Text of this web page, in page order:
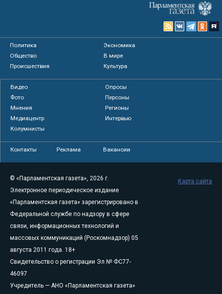
Политика
Экономика
Общество
В мире
Происшествия
Культура
Видео
Опросы
Фото
Персоны
Мнения
Регионы
Медиацентр
Интервью
Колумнисты
Контакты Реклама Вакансии
© «Парламентская газета», 2026 г.
Электронное периодическое издание
«Парламентская газета» зарегистрировано в
Федеральной службе по надзору в сфере
связи, информационных технологий и
массовых коммуникаций (Роскомнадзор) 05
августа 2011 года. 18+
Свидетельство о регистрации Эл № ФС77-
46097
Учредитель — АНО «Парламентская газета»
Карта сайта